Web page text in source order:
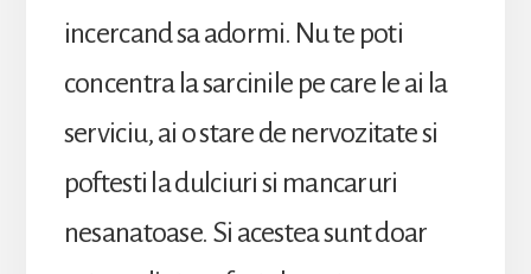
incercand sa adormi. Nu te poti
concentra la sarcinile pe care le ai la
serviciu, ai o stare de nervozitate si
poftesti la dulciuri si mancaruri
nesanatoase. Si acestea sunt doar